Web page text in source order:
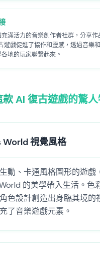
滿活力的音樂創作者社群，分享
遊戲促進了協作和靈感，透過音樂
地的玩家聯繫起來。
款 AI 復古遊戲的驚
World 視覺風格
動、卡通風格圖形的遊戲
的美學帶入生活。色
色設計創造出身臨其境的
了音樂遊戲元素。